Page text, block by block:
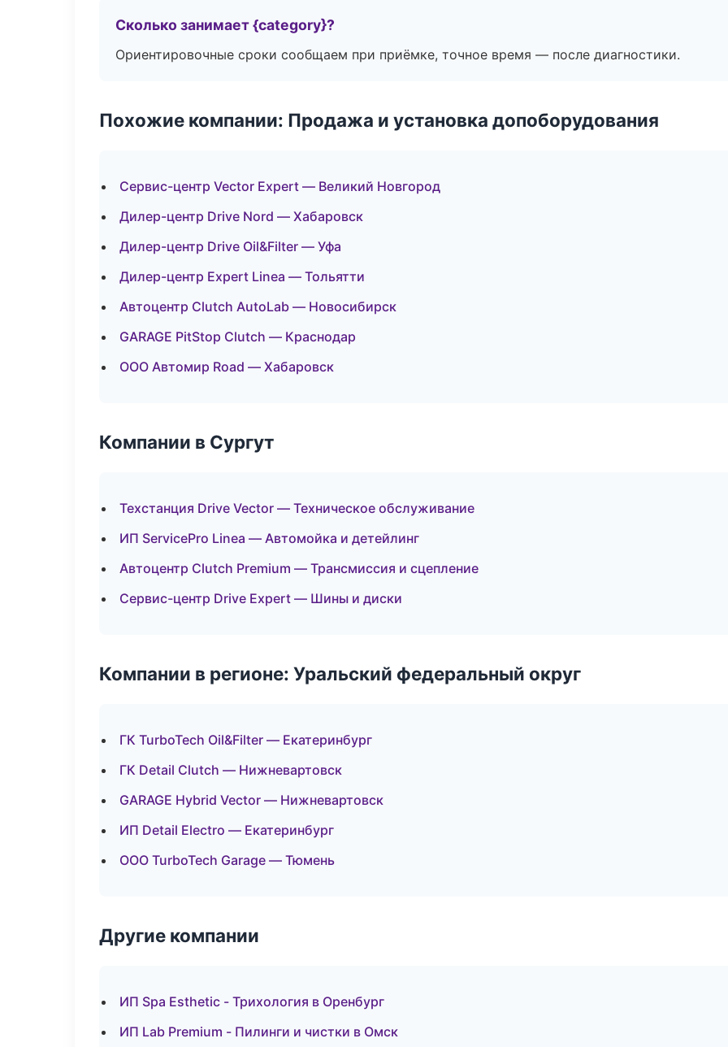
Сколько занимает {category}?
Ориентировочные сроки сообщаем при приёмке, точное время — после диагностики.
Похожие компании: Продажа и установка допоборудования
Сервис-центр Vector Expert — Великий Новгород
Дилер-центр Drive Nord — Хабаровск
Дилер-центр Drive Oil&Filter — Уфа
Дилер-центр Expert Linea — Тольятти
Автоцентр Clutch AutoLab — Новосибирск
GARAGE PitStop Clutch — Краснодар
ООО Автомир Road — Хабаровск
Компании в Сургут
Техстанция Drive Vector — Техническое обслуживание
ИП ServicePro Linea — Автомойка и детейлинг
Автоцентр Clutch Premium — Трансмиссия и сцепление
Сервис-центр Drive Expert — Шины и диски
Компании в регионе: Уральский федеральный округ
ГК TurboTech Oil&Filter — Екатеринбург
ГК Detail Clutch — Нижневартовск
GARAGE Hybrid Vector — Нижневартовск
ИП Detail Electro — Екатеринбург
ООО TurboTech Garage — Тюмень
Другие компании
ИП Spa Esthetic - Трихология в Оренбург
ИП Lab Premium - Пилинги и чистки в Омск